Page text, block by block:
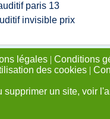
paris 13
invisible prix
légales | Conditions
des cookies |
supprimer un site, voir